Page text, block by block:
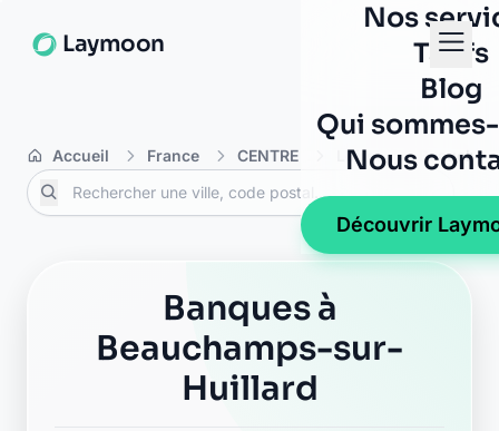
Laymoon
Nos
Tarifs
Blog
Qui
Nous
Découvrir
Accueil France CENTRE Loiret
Banques à
Beauchamps-sur-
Huillard